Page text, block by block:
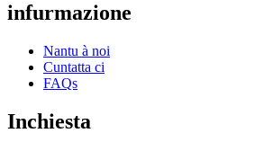
infurmazione
Nantu à noi
Cuntatta ci
FAQs
Inchiesta